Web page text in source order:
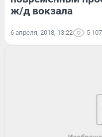
ж/д вокзала
6 апреля, 2018, 13:22 5 107